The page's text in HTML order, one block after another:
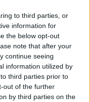
to third parties, or
information for
the below opt-out
note that after your
continue seeing
information utilized by
third parties prior to
out of the further
by third parties on the
οικογένειας
Αθηνών, η
ενός εκ των
επιθυμίας